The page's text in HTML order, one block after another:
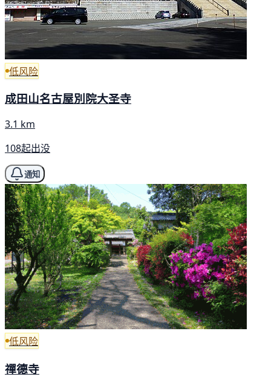
低风险
成田山名古屋別院大圣寺
3.1 km
108起出没
通知
低风险
禪德寺